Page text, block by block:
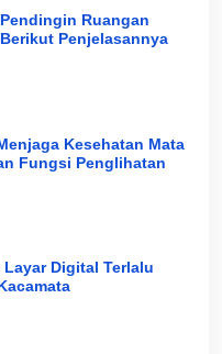
Ruangan
Penjelasannya
Kesehatan Mata
Fungsi Penglihatan
Digital Terlalu